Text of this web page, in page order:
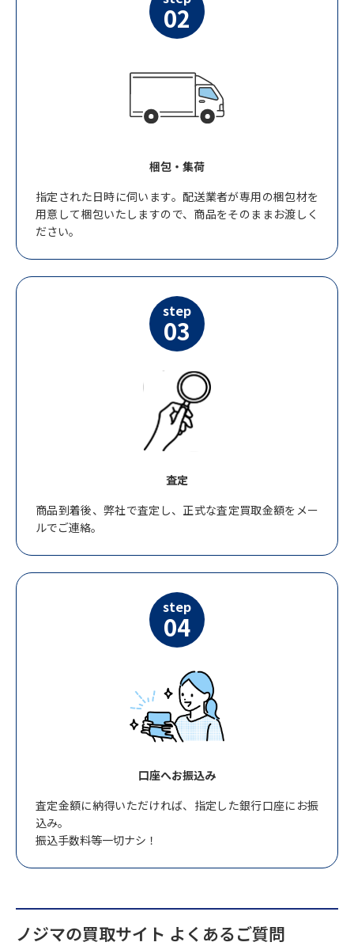
02
梱包・集荷
指定された日時に伺います。配送業者が専用の梱包材を
用意して梱包いたしますので、商品をそのままお渡しく
ださい。
step
03
査定
商品到着後、弊社で査定し、正式な査定買取金額をメー
ルでご連絡。
step
04
口座へお振込み
査定金額に納得いただければ、指定した銀行口座にお振
込み。
振込手数料等一切ナシ！
ノジマの買取サイト よくあるご質問